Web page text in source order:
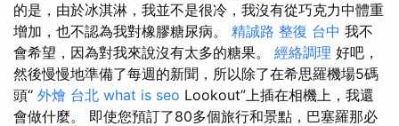
的是，由於冰淇淋，我並不是很冷，我沒有從巧克力中體重
增加，也不認為我對橡膠糖尿病。 精誠路 整復 台中 我不
會希望，因為對我來說沒有太多的糖果。 經絡調理 好吧，
然後慢慢地準備了每週的新聞，所以除了在希思羅機場5碼
頭“ 外燴 台北 what is seo Lookout”上插在相機上，我還
會做什麼。 即使您預訂了80多個旅行和景點，巴塞羅那必